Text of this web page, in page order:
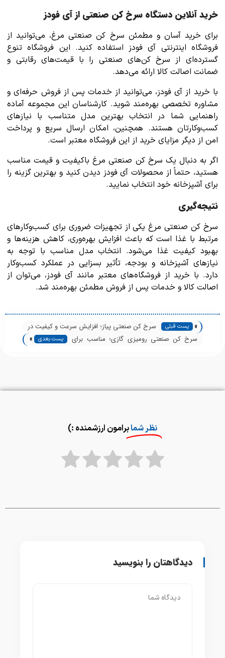
خرید آنلاین دستگاه سرخ کن صنعتی از آی فودز
برای خرید آسان و مطمئن سرخ کن صنعتی مرغ، می‌توانید از
فروشگاه اینترنتی آی فودز استفاده کنید. این فروشگاه تنوع
گسترده‌ای از سرخ کن‌های صنعتی را با قیمت‌های رقابتی و
ضمانت اصالت کالا ارائه می‌دهد.
با خرید از آی فودز، می‌توانید از خدمات پس از فروش حرفه‌ای و
مشاوره تخصصی بهره‌مند شوید. کارشناسان این مجموعه آماده
راهنمایی شما در انتخاب بهترین مدل متناسب با نیازهای
کسب‌وکارتان هستند. همچنین، امکان ارسال سریع و پرداخت
امن از دیگر مزایای خرید از این فروشگاه معتبر است.
اگر به دنبال یک سرخ کن صنعتی مرغ باکیفیت و قیمت مناسب
هستید، حتماً از محصولات آی فودز دیدن کنید و بهترین گزینه را
برای آشپزخانه خود انتخاب نمایید.
نتیجه‌گیری
سرخ کن صنعتی مرغ یکی از تجهیزات ضروری برای کسب‌وکارهای
مرتبط با غذا است که باعث افزایش بهره‌وری، کاهش هزینه‌ها و
بهبود کیفیت غذا می‌شود. انتخاب مدل مناسب با توجه به
نیازهای آشپزخانه و بودجه، تأثیر بسزایی در عملکرد کسب‌وکار
دارد. با خرید از فروشگاه‌های معتبر مانند آی فودز، می‌توان از
اصالت کالا و خدمات پس از فروش مطمئن بهره‌مند شد.
« پست قبلی
سرخ کن صنعتی پیاز؛ افزایش سرعت و کیفیت در
تولید
سرخ کن صنعتی رومیزی گازی؛ مناسب برای
پست بعدی »
نظر شمابرامون ارزشمنده :)
دیدگاهتان را بنویسید